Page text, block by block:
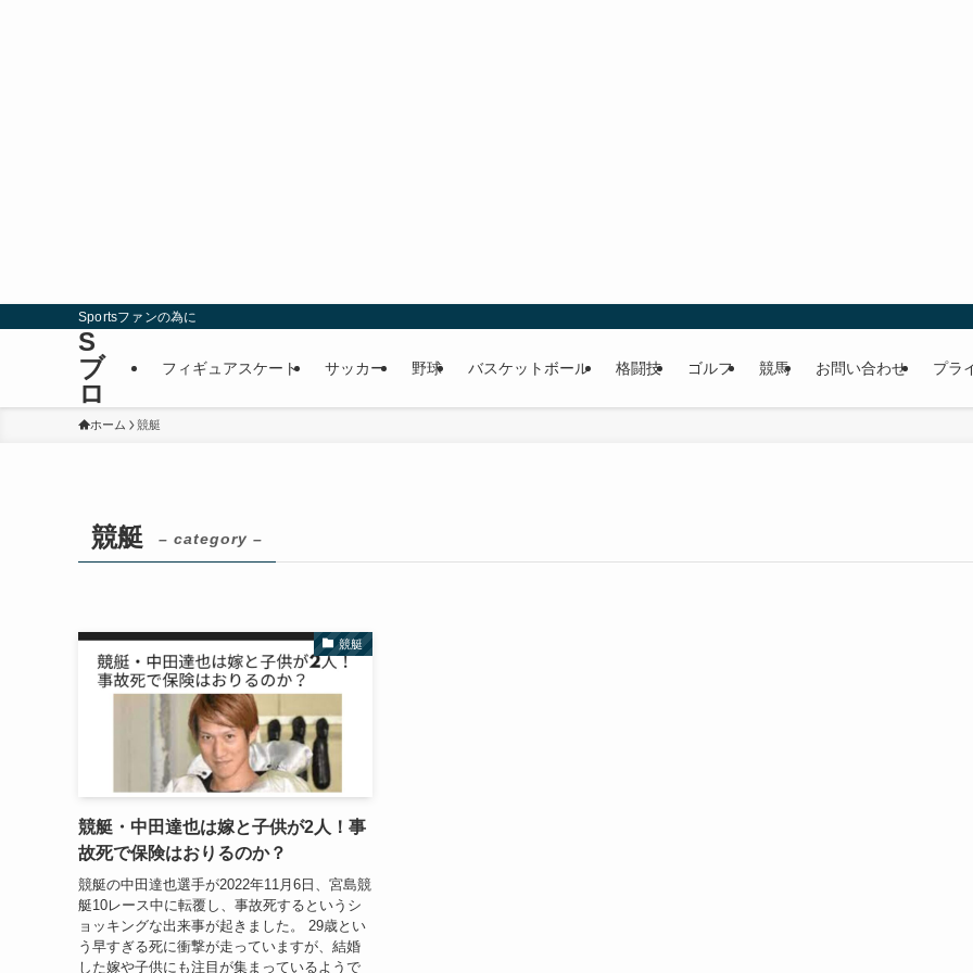
Sportsファンの為に
S
ブ
ロ
フィギュアスケート サッカー 野球 バスケットボール 格闘技 ゴルフ 競馬 お問い合わせ プラ
ホーム 競艇
競艇 – category –
競艇
競艇・中田達也は嫁と子供が2人！事
故死で保険はおりるのか？
競艇の中田達也選手が2022年11月6日、宮島競
艇10レース中に転覆し、事故死するというシ
ョッキングな出来事が起きました。 29歳とい
う早すぎる死に衝撃が走っていますが、結婚
した嫁や子供にも注目が集まっているようで